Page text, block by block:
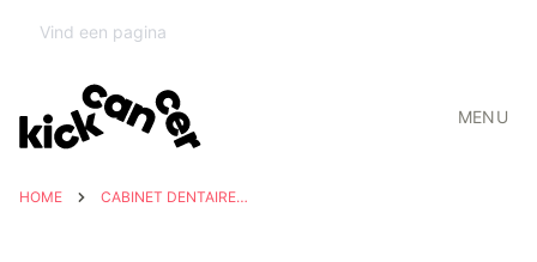
MENU
HOME CABINET DENTAIRE L'OLIVIER